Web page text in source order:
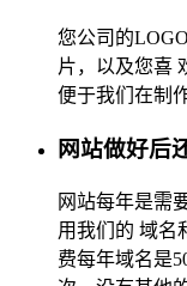
您公司的
片，以及您喜
便于我们在制
网站做好后
网站每年是需
用我们的 域名
费每年域名是